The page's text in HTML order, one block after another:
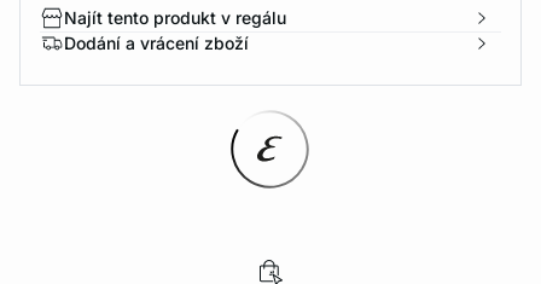
Najít tento produkt v regálu
Dodání a vrácení zboží